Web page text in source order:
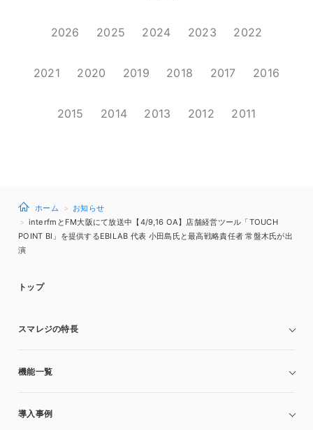
2026 2025 2024 2023 2022
2021 2020 2019 2018 2017 2016
2015 2014 2013 2012 2011
ホーム
お知らせ
interfmとFM大阪にて放送中【4/9,16 OA】店舗経営ツール「TOUCH
POINT BI」を提供するEBILAB 代表 小田島氏と最高戦略責任者 常盤木氏が出
演
トップ
スマレジの特長
機能一覧
導入事例